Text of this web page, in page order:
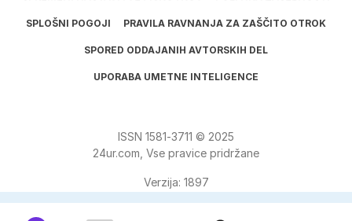
SPLOŠNI POGOJI PRAVILA RAVNANJA ZA ZAŠČITO OTROK
SPORED ODDAJANIH AVTORSKIH DEL
UPORABA UMETNE INTELIGENCE
ISSN 1581‑3711 © 2025
24ur.com, Vse pravice pridržane
Verzija: 1897